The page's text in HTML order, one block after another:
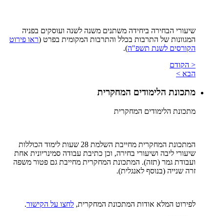
שיעורי הבחירה ביחידה משתנים משנה לשנה ועוסקים בפניה
המגוונות של התרבות בכלל והתרבות המקומית בפרט (ראו פירוט
הקורסים לשנת תשפ"ה).
< הקודם
הבא >
מתכונת הלימודים המחקרית
מתכונת הלימודים המחקרית
המתכונת המחקרית מחייבת השלמת 28 שעות לימוד הכוללות
שיעורי ליבה ושיעורי בחירה, וכן כתיבת עבודה סמינריונית אחת
ועבודת גמר (תזה). המתכונת המחקרית מחייבת גם פטור משפה
זרה שנייה (בנוסף לאנגלית).
לפירוט המלא אודות המתכונת המחקרית, לחצו על הקישור.